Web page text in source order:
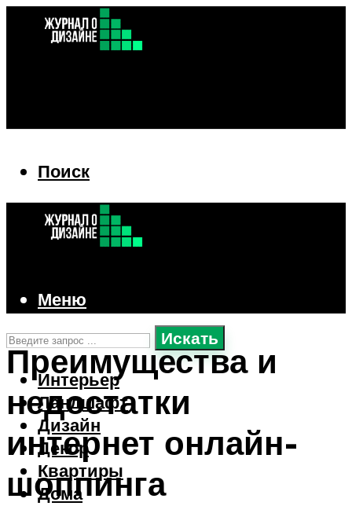
Поиск
Искать
Интерьер
Ландшафт
Дизайн
Декор
Квартиры
Дома
Меню
Преимущества и
недостатки
интернет онлайн-
шоппинга